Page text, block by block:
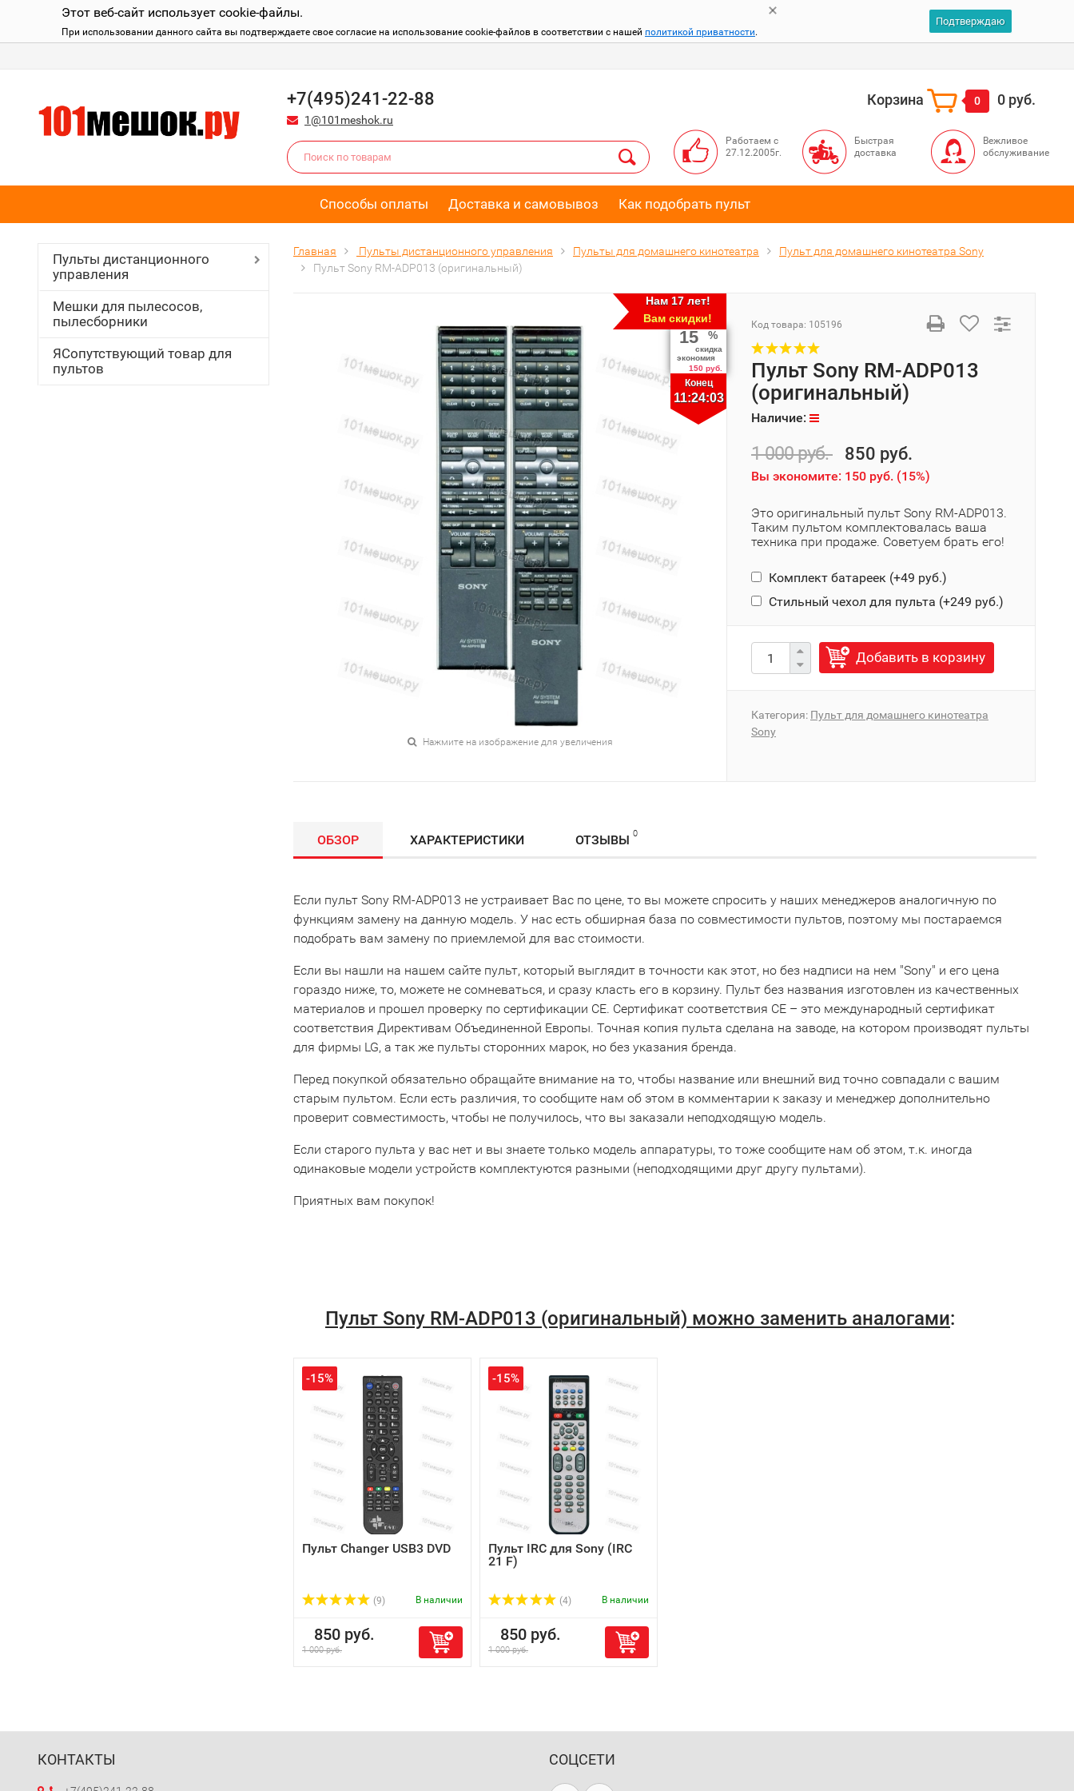
Этот веб-сайт использует cookie-файлы.
При использовании данного сайта вы подтверждаете свое согласие на использование cookie-файлов в соответствии с нашей политикой приватности.
Подтверждаю
+7(495)241-22-88
1@101meshok.ru
Корзина 0 0 руб.
Работаем с
27.12.2005г.
Быстрая
доставка
Вежливое
обслуживание
Способы оплаты Доставка и самовывоз Как подобрать пульт
Пульты дистанционного
управления
Мешки для пылесосов,
пылесборники
ЯСопутствующий товар для
пультов
Главная Пульты дистанционного управления Пульты для домашнего кинотеатра
Пульт для домашнего кинотеатра Sony
Пульт Sony RM-ADP013 (оригинальный)
Нажмите на изображение для увеличения
Нам 17 лет!
Вам скидки!
Конец
11:24:03
15 %
скидка
экономия
150 руб.
Код товара: 105196
Пульт Sony RM-ADP013
(оригинальный)
Наличие:
1 000 руб. 850 руб.
Вы экономите: 150 руб. (15%)
Это оригинальный пульт Sony RM-ADP013.
Таким пультом комплектовалась ваша
техника при продаже. Советуем брать его!
Комплект батареек (+49 руб.)
Стильный чехол для пульта (+249 руб.)
Добавить в корзину
Категория: Пульт для домашнего кинотеатра
Sony
ОБЗОР ХАРАКТЕРИСТИКИ ОТЗЫВЫ 0
Если пульт Sony RM-ADP013 не устраивает Вас по цене, то вы можете спросить у наших менеджеров аналогичную по
функциям замену на данную модель. У нас есть обширная база по совместимости пультов, поэтому мы постараемся
подобрать вам замену по приемлемой для вас стоимости.
Если вы нашли на нашем сайте пульт, который выглядит в точности как этот, но без надписи на нем "Sony" и его цена
гораздо ниже, то, можете не сомневаться, и сразу класть его в корзину. Пульт без названия изготовлен из качественных
материалов и прошел проверку по сертификации CE. Сертификат соответствия СЕ – это международный сертификат
соответствия Директивам Объединенной Европы. Точная копия пульта сделана на заводе, на котором производят пульты
для фирмы LG, а так же пульты сторонних марок, но без указания бренда.
Перед покупкой обязательно обращайте внимание на то, чтобы название или внешний вид точно совпадали с вашим
старым пультом. Если есть различия, то сообщите нам об этом в комментарии к заказу и менеджер дополнительно
проверит совместимость, чтобы не получилось, что вы заказали неподходящую модель.
Если старого пульта у вас нет и вы знаете только модель аппаратуры, то тоже сообщите нам об этом, т.к. иногда
одинаковые модели устройств комплектуются разными (неподходящими друг другу пультами).
Приятных вам покупок!
Пульт Sony RM-ADP013 (оригинальный) можно заменить аналогами:
-15%
Пульт Changer USB3 DVD
(9) В наличии
850 руб.
1 000 руб.
-15%
Пульт IRC для Sony (IRC
21 F)
(4) В наличии
850 руб.
1 000 руб.
КОНТАКТЫ СОЦСЕТИ